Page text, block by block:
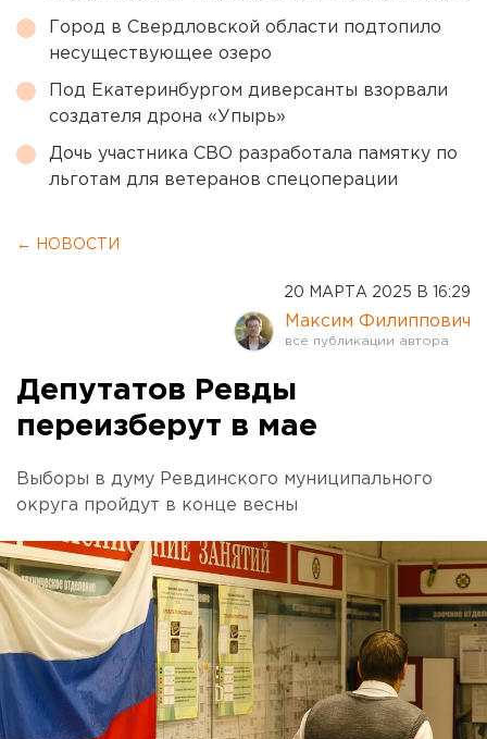
Город в Свердловской области подтопило
несуществующее озеро
Под Екатеринбургом диверсанты взорвали
создателя дрона «Упырь»
Дочь участника СВО разработала памятку по
льготам для ветеранов спецоперации
← НОВОСТИ
20 МАРТА 2025 В 16:29
Максим Филиппович
Депутатов Ревды
переизберут в мае
Выборы в думу Ревдинского муниципального
округа пройдут в конце весны